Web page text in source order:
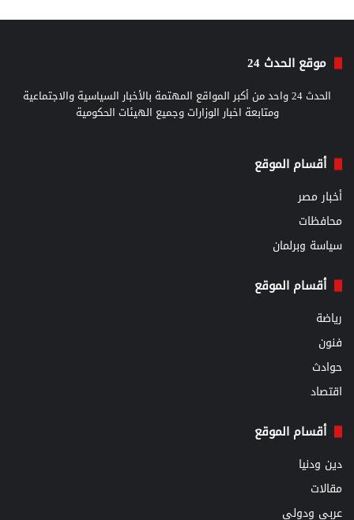
موقع الحدث 24
الحدث 24 واحد من أكبر المواقع المهتمة بالأخبار السياسية والاجتماعية
ومتابعة اخبار الوزارات وجميع الهيئات الحكومية
أقسام الموقع
أخبار مصر
محافظات
سياسة وبرلمان
أقسام الموقع
رياضة
فنون
حوادث
اقتصاد
أقسام الموقع
دين ودنيا
مقالات
عربي ودولي